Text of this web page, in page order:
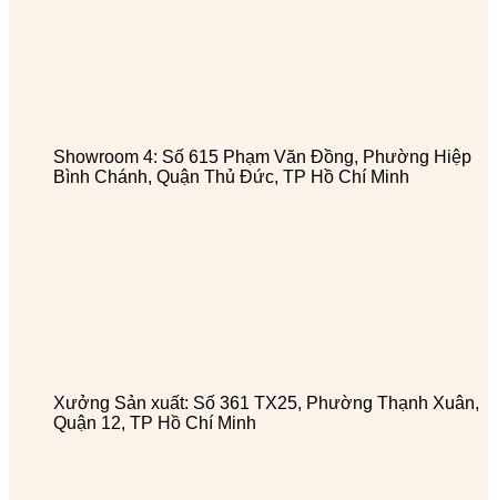
Showroom 4: Số 615 Phạm Văn Đồng, Phường Hiệp
Bình Chánh, Quận Thủ Đức, TP Hồ Chí Minh
Xưởng Sản xuất: Số 361 TX25, Phường Thạnh Xuân,
Quận 12, TP Hồ Chí Minh